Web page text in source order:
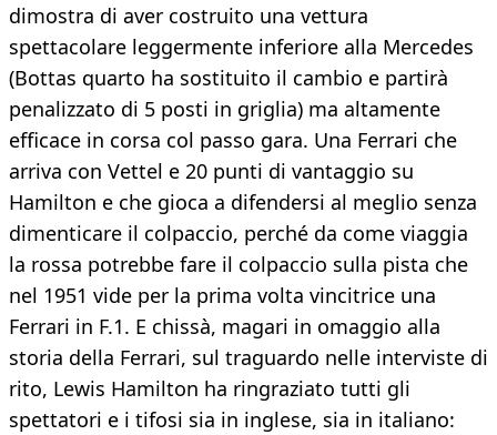
dimostra di aver costruito una vettura
spettacolare leggermente inferiore alla Mercedes
(Bottas quarto ha sostituito il cambio e partirà
penalizzato di 5 posti in griglia) ma altamente
efficace in corsa col passo gara. Una Ferrari che
arriva con Vettel e 20 punti di vantaggio su
Hamilton e che gioca a difendersi al meglio senza
dimenticare il colpaccio, perché da come viaggia
la rossa potrebbe fare il colpaccio sulla pista che
nel 1951 vide per la prima volta vincitrice una
Ferrari in F.1. E chissà, magari in omaggio alla
storia della Ferrari, sul traguardo nelle interviste di
rito, Lewis Hamilton ha ringraziato tutti gli
spettatori e i tifosi sia in inglese, sia in italiano: